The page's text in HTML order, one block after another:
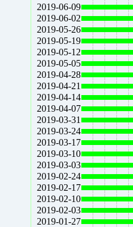
2019-06-09
2019-06-02
2019-05-26
2019-05-19
2019-05-12
2019-05-05
2019-04-28
2019-04-21
2019-04-14
2019-04-07
2019-03-31
2019-03-24
2019-03-17
2019-03-10
2019-03-03
2019-02-24
2019-02-17
2019-02-10
2019-02-03
2019-01-27